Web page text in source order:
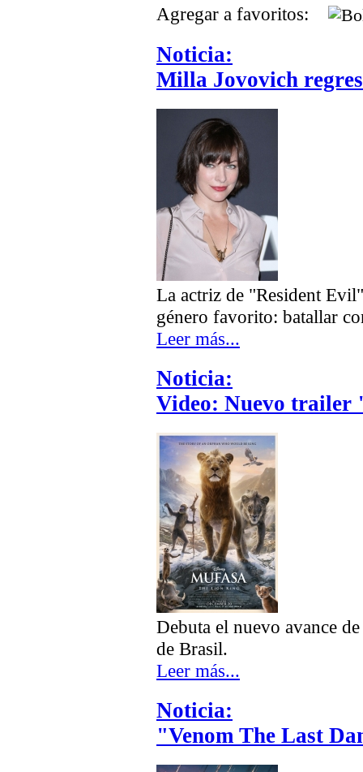
Agregar a favoritos:
Noticia:
Milla Jovovich
La actriz de "Resident
género favorito: batallar
Leer más...
Noticia:
Video: Nuevo trailer
Debuta el nuevo avance
de Brasil.
Leer más...
Noticia:
"Venom The Last